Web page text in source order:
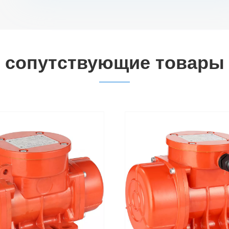
сопутствующие товары